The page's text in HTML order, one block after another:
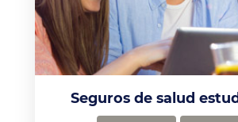
Seguros de salud